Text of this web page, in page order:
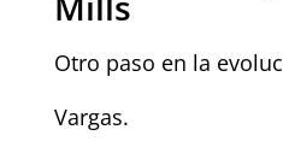
Otro paso en la
Vargas.